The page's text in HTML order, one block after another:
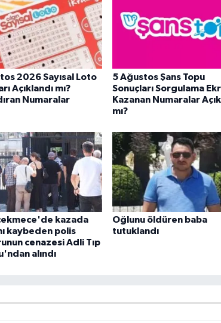
2026 Sayısal Loto
Açıklandı mı?
Numaralar
5 Ağustos Şans Topu
Sonuçları Sorgulama
Kazanan Numaralar
mı?
kazada
kaybeden polis
cenazesi Adli Tıp
alındı
Oğlunu öldüren baba
tutuklandı